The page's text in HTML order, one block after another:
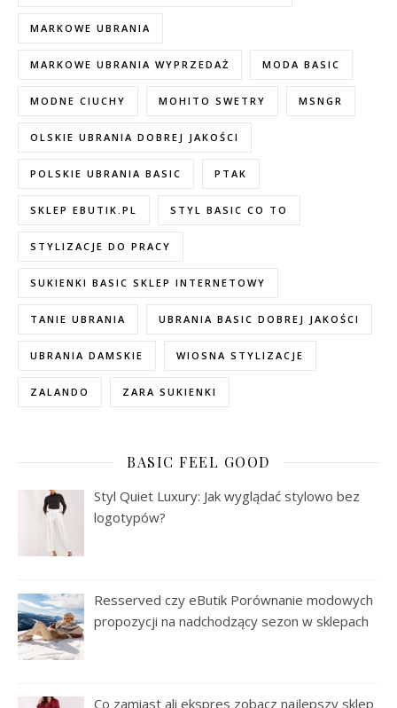
MARKOWE UBRANIA
MARKOWE UBRANIA WYPRZEDAŻ MODA BASIC
MODNE CIUCHY MOHITO SWETRY MSNGR
OLSKIE UBRANIA DOBREJ JAKOŚCI
POLSKIE UBRANIA BASIC PTAK
SKLEP EBUTIK.PL STYL BASIC CO TO
STYLIZACJE DO PRACY
SUKIENKI BASIC SKLEP INTERNETOWY
TANIE UBRANIA UBRANIA BASIC DOBREJ JAKOŚCI
UBRANIA DAMSKIE WIOSNA STYLIZACJE
ZALANDO ZARA SUKIENKI
BASIC FEEL GOOD
Styl Quiet Luxury: Jak wyglądać stylowo bez
logotypów?
Resserved czy eButik Porównanie modowych
propozycji na nadchodzący sezon w sklepach
Co zamiast ali ekspres zobacz najlepszy sklep